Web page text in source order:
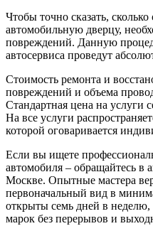
Чтобы точно сказать, сколько
автомобильную дверцу,
повреждений. Данную
автосервиса проведут
Стоимость ремонта и
повреждений и объема
Стандартная цена на услуги
На все услуги
которой оговаривается
Если вы ищете
автомобиля – обращайтесь в
Москве. Опытные мастера
первоначальный вид в
открыты семь дней в
марок без перерывов и